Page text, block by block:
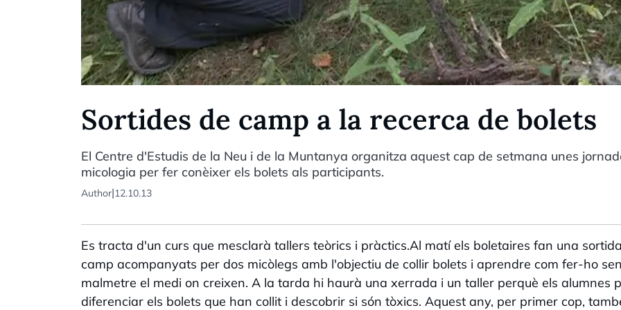
Sortides de camp a la recerca de bolets
El Centre d'Estudis de la Neu i de la Muntanya organitza aquest cap de setmana unes
micologia per fer conèixer els bolets als participants.
Author|12.10.13
Es tracta d'un curs que mesclarà tallers teòrics i pràctics.Al matí els boletaires fan una
camp acompanyats per dos micòlegs amb l'objectiu de collir bolets i aprendre com fer-ho
malmetre el medi on creixen. A la tarda hi haurà una xerrada i un taller perquè els alumnes
diferenciar els bolets que han collit i descobrir si són tòxics. Aquest any, per primer cop,